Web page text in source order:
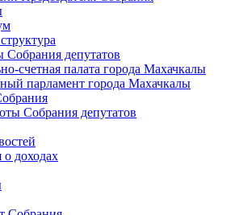
Собрания депутатов
счетная палата города Махачкалы
парламент города Махачкалы
Собрания депутатов
доходах